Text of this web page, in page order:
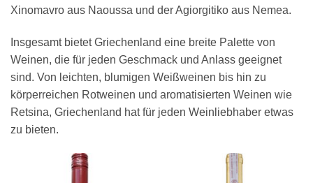
Xinomavro aus Naoussa und der Agiorgitiko aus Nemea.
Insgesamt bietet Griechenland eine breite Palette von
Weinen, die für jeden Geschmack und Anlass geeignet
sind. Von leichten, blumigen Weißweinen bis hin zu
körperreichen Rotweinen und aromatisierten Weinen wie
Retsina, Griechenland hat für jeden Weinliebhaber etwas
zu bieten.